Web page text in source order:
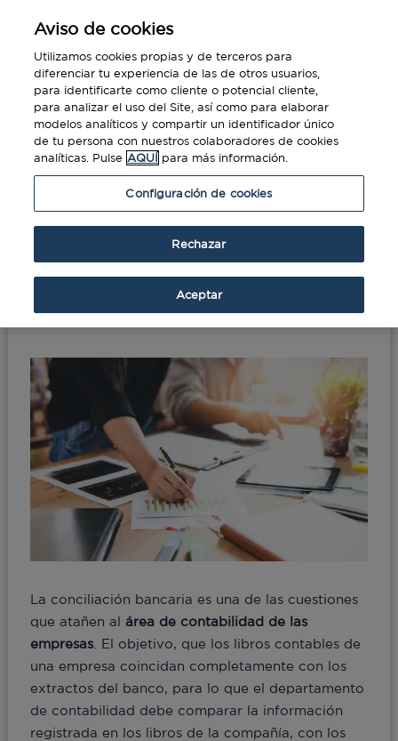
Portada»Conciliación bancaria para viajes de
Conciliación bancaria
para viajes de negocios
La conciliación bancaria es una de las cuestiones
que atañen al área de contabilidad de las
empresas. El objetivo, que los libros contables de
una empresa coincidan completamente con los
extractos del banco, para lo que el departamento
de contabilidad debe comparar la información
registrada en los libros de la compañía, con los
Aviso de cookies
Utilizamos cookies propias y de terceros para
diferenciar tu experiencia de las de otros usuarios,
para identificarte como cliente o potencial cliente,
para analizar el uso del Site, así como para elaborar
modelos analíticos y compartir un identificador único
de tu persona con nuestros colaboradores de cookies
analíticas. Pulse AQUÍ para más información.
Configuración de cookies
Rechazar
Aceptar